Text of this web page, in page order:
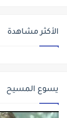
الأكثر مشاهدة
يسوع المسيح